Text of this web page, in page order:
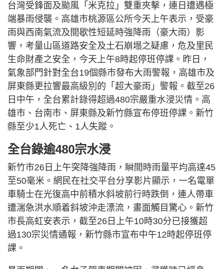
台灣受鋒面及颱風「米克拉」雙重夾擊，連日遭遇極
端暴雨侵襲。高雄市桃源區公所今天上午表示，受豪
雨與西南氣流及間歇性短延時強降雨（豪大雨）影
響，考量山區道路安全及土石崩塌之疑慮，危及里民
生命財產之安全，今天上午8時起停班停課。昨日，
氣象部門針對全台19個縣市發布大雨警報，高雄市及
屏東縣更拉響最高級別的「超大豪雨」警報。截至26
日中午，全台累計錄得超過480宗嚴重水浸災情。高
雄市、台南市、屏東縣及新竹縣宣布停班停課。新竹
縣至少1人死亡、1人失蹤。
全台錄逾480宗水浸
新竹市26日上午突降強降雨，瞬間時雨量平均高達45
至50毫米。網民在社交平台分享影片顯示，一名電單
車騎士在光復高中前積水斜坡前行時跌倒，連人帶車
遭湍急洪水順着斜坡沖走漂流，畫面觸目驚心。新竹
市長高虹安表示，截至26日上午10時30分已接獲超
過130宗災情通報，新竹縣市宣布中午12時起停班停
課。